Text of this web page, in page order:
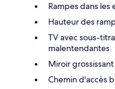
Rampes dans les
Hauteur des
TV avec sous-
malentendantes
Miroir grossissant
Chemin d'accès